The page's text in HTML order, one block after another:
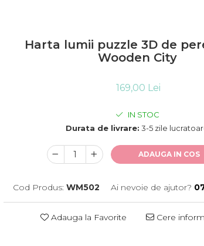
Harta lumii puzzle 3D de
Wooden City
169,00 Lei
IN STOC
Durata de livrare: 3-5 zile
ADAUGA IN COS
Cod Produs: WM502 Ai nevoie de ajutor?
Adauga la Favorite Cere